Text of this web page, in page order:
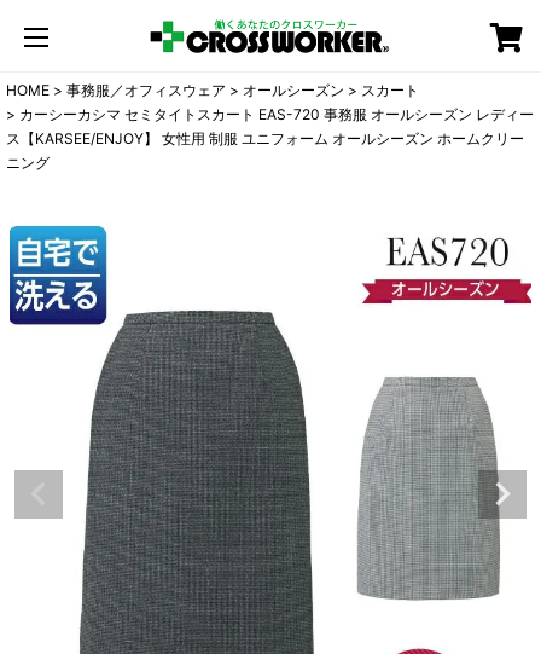
HOME 事務服／オフィスウェア オールシーズン
スカート
カーシーカシマ セミタイトスカート EAS-720 事務服 オールシーズン レディー
ス【KARSEE/ENJOY】 女性用 制服 ユニフォーム オールシーズン ホームクリー
ニング